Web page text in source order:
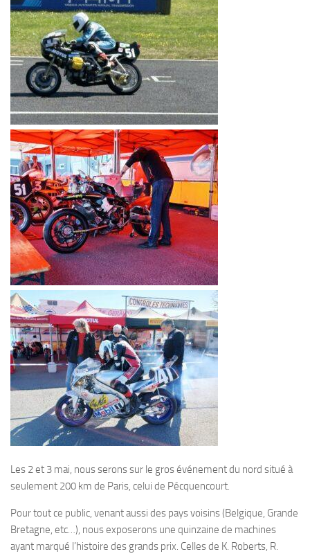
Les 2 et 3 mai, nous serons sur le gros événement du nord situé à
seulement 200 km de Paris, celui de Pécquencourt.
Pour tout ce public, venant aussi des pays voisins (Belgique, Grande
Bretagne, etc…), nous exposerons une quinzaine de machines
ayant marqué l’histoire des grands prix. Celles de K. Roberts, R.